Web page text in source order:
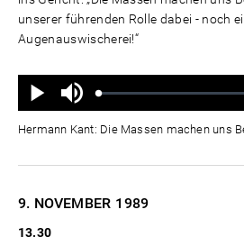
unserer führenden Rolle dabei - noch
Augenauswischerei!“
Wiedergabe
Ton
aus
Geladen:
Status:
Hermann Kant: Die Massen machen uns
9. NOVEMBER 1989
13.30